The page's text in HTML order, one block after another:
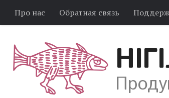
Про нас Обратная связь